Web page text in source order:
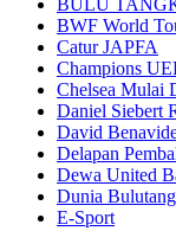
BWF World
Catur JAPFA
Champions
Chelsea Mulai
Daniel Siebert
David
Delapan
Dewa United
Dunia
E-Sport